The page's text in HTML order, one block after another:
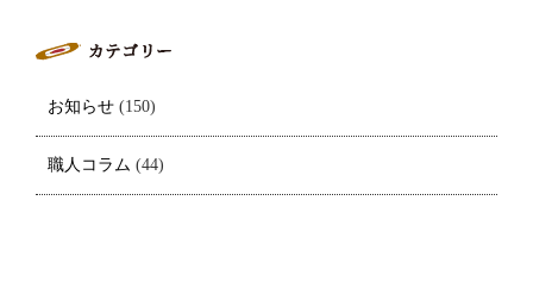
お知らせ (150)
職人コラム (44)